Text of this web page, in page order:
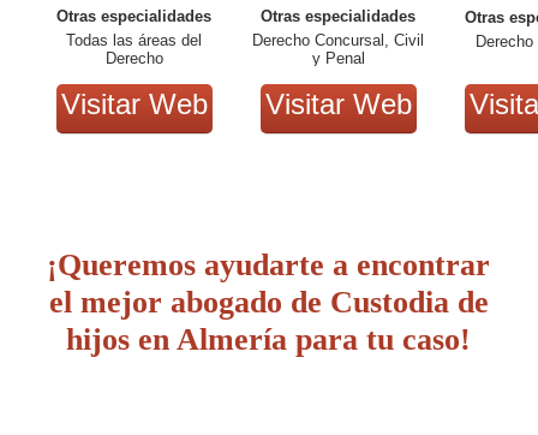
Otras especialidades
Todas las áreas del
Derecho
Visitar Web
Otras especialidades
Derecho Concursal, Civil
y Penal
Visitar Web
Otras
¡Queremos ayudarte a encontrar
el mejor abogado de Custodia de
hijos en Almería para tu caso!